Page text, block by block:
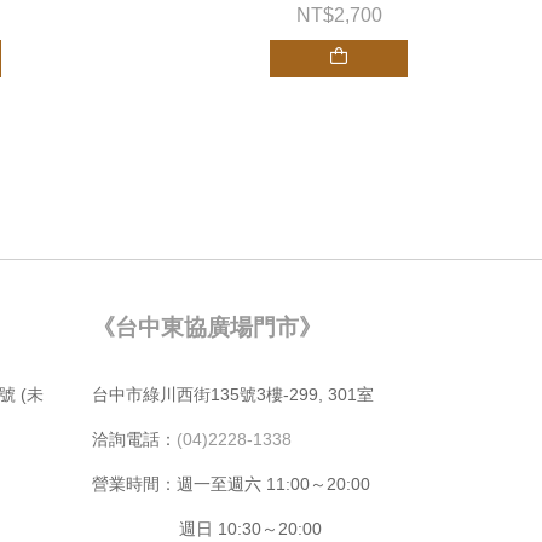
2,700
(未
《台中東協廣場門市》
台中市綠川⻄街135號3樓-299, 301室
洽詢電話： (04)2228-1338
營業時間：週⼀⾄週六 11:00～20:00
週日 10:30～20:00